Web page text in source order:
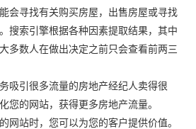
会寻找有关购买房屋，出售房屋或寻找
搜索引擎根据各种因素提取结果，其中
多数人在做出决定之前只会查看前两三
吸引很多流量的房地产经纪人卖得很
您的网站，获得更多房地产流量。
网站时，您可以为您的客户提供价值。